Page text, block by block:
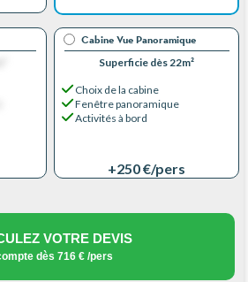
Cabine Vue Panoramique
Superficie dès 22m²
Choix de la cabine
Fenêtre panoramique
Activités à bord
+250 €/pers
VOTRE DEVIS
dès 716 € /pers